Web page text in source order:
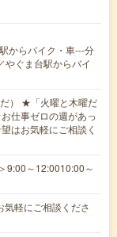
からバイク・車---分
やぐま台駅からバイ
） ★「火曜と木曜だ
仕事ゼロの週があっ
はお気軽にご相談く
9:00～12:0010:00～
軽にご相談くださ